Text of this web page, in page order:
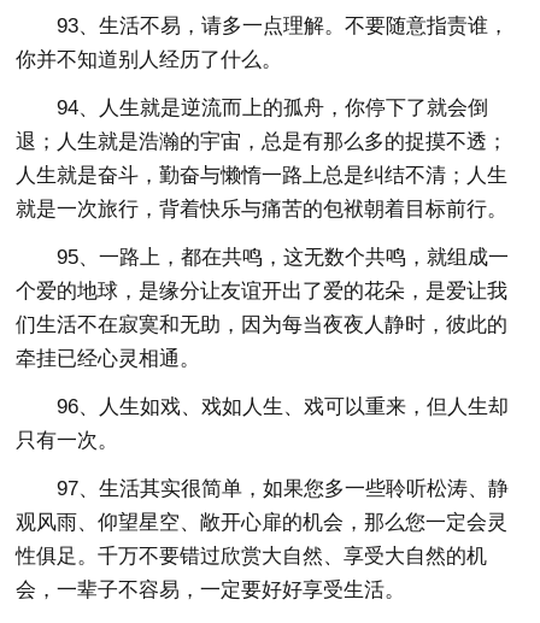
93、生活不易，请多一点理解。不要随意指责谁，
你并不知道别人经历了什么。
94、人生就是逆流而上的孤舟，你停下了就会倒
退；人生就是浩瀚的宇宙，总是有那么多的捉摸不透；
人生就是奋斗，勤奋与懒惰一路上总是纠结不清；人生
就是一次旅行，背着快乐与痛苦的包袱朝着目标前行。
95、一路上，都在共鸣，这无数个共鸣，就组成一
个爱的地球，是缘分让友谊开出了爱的花朵，是爱让我
们生活不在寂寞和无助，因为每当夜夜人静时，彼此的
牵挂已经心灵相通。
96、人生如戏、戏如人生、戏可以重来，但人生却
只有一次。
97、生活其实很简单，如果您多一些聆听松涛、静
观风雨、仰望星空、敞开心扉的机会，那么您一定会灵
性俱足。千万不要错过欣赏大自然、享受大自然的机
会，一辈子不容易，一定要好好享受生活。